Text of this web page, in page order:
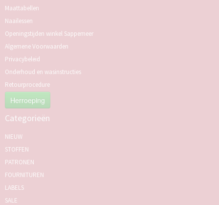
Maattabellen
Naailessen
Openingstijden winkel Sappemeer
Algemene Voorwaarden
Privacybeleid
Onderhoud en wasinstructies
Retourprocedure
Herroeping
Categorieën
NIEUW
STOFFEN
PATRONEN
FOURNITUREN
LABELS
SALE